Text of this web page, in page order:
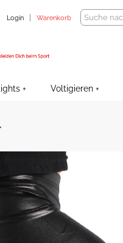
Login Warenkorb
Voltigieren